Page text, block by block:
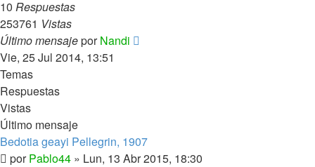
10 Respuestas
253761 Vistas
Último mensajeporNandi
Vie, 25 Jul 2014, 13:51
Temas
Respuestas
Vistas
Último mensaje
Bedotia geayi Pellegrin, 1907
porPablo44 » Lun, 13 Abr 2015, 18:30